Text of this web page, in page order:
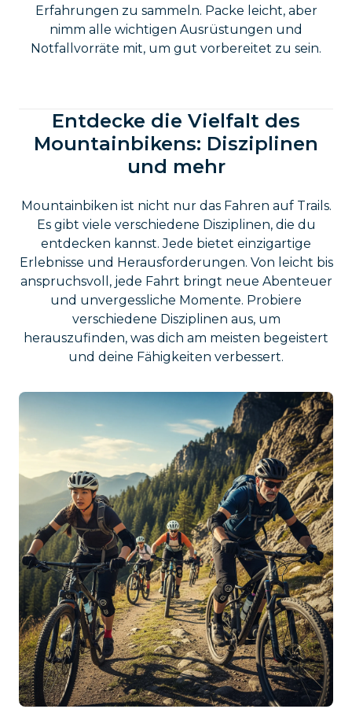
Erfahrungen zu sammeln. Packe leicht, aber
nimm alle wichtigen Ausrüstungen und
Notfallvorräte mit, um gut vorbereitet zu sein.
Entdecke die Vielfalt des
Mountainbikens: Disziplinen
und mehr
Mountainbiken ist nicht nur das Fahren auf Trails.
Es gibt viele verschiedene Disziplinen, die du
entdecken kannst. Jede bietet einzigartige
Erlebnisse und Herausforderungen. Von leicht bis
anspruchsvoll, jede Fahrt bringt neue Abenteuer
und unvergessliche Momente. Probiere
verschiedene Disziplinen aus, um
herauszufinden, was dich am meisten begeistert
und deine Fähigkeiten verbessert.